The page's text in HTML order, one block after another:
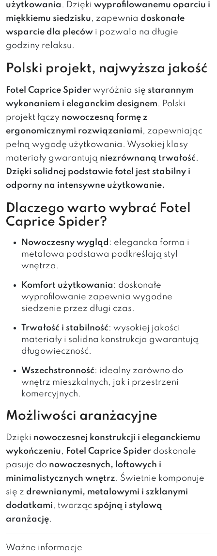
użytkowania . Dzięki wyprofilowanemu oparciu i
miękkiemu siedzisku, zapewnia doskonałe
wsparcie dla pleców i pozwala na długie
godziny relaksu.
Polski projekt, najwyższa jakość
Fotel Caprice Spider wyróżnia się starannym
wykonaniem i eleganckim designem. Polski
projekt łączy nowoczesną formę z
ergonomicznymi rozwiązaniami, zapewniając
pełną wygodę użytkowania. Wysokiej klasy
materiały gwarantują niezrównaną trwałość.
Dzięki solidnej podstawie fotel jest stabilny i
odporny na intensywne użytkowanie.
Dlaczego warto wybrać Fotel
Caprice Spider?
Nowoczesny wygląd : elegancka forma i
metalowa podstawa podkreślają styl
wnętrza.
Komfort użytkowania : doskonałe
wyprofilowanie zapewnia wygodne
siedzenie przez długi czas.
Trwałość i stabilność: wysokiej jakości
materiały i solidna konstrukcja gwarantują
długowieczność.
Wszechstronność: idealny zarówno do
wnętrz mieszkalnych, jak i przestrzeni
komercyjnych.
Możliwości aranżacyjne
Dzięki nowoczesnej konstrukcji i eleganckiemu
wykończeniu, Fotel Caprice Spider doskonale
pasuje do nowoczesnych, loftowych i
minimalistycznych wnętrz. Świetnie komponuje
się z drewnianymi, metalowymi i szklanymi
dodatkami, tworząc spójną i stylową
aranżację.
Ważne informacje